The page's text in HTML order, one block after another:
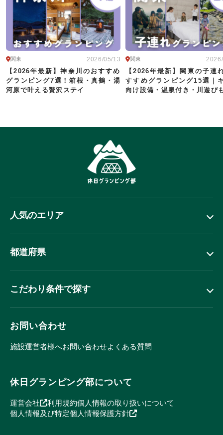
2026/05/13
関東
【2026年最新】神奈川のおすすめ
グランピング7選！箱根・真鶴・湯
河原で叶える贅沢ステイ
関東
【2026年最新】関東の子連
すすめグランピング15選｜
向け設備・温泉付き・川遊び
人気のエリア
都道府県
こだわり条件で探す
お問い合わせ
施設運営者様へお問い合わせよくある質問
休日グランピング部について
運営会社 利用規約個人情報の取り扱いについて
個人情報及び特定個人情報保護方針